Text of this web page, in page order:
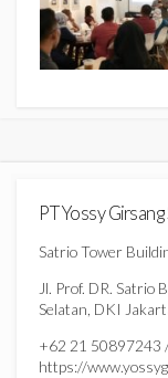
PT Yossy
Satrio Tower
Jl. Prof. DR. Satrio
Selatan, DKI
+62 21 50897243
https://